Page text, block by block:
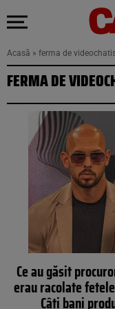
Acasă » ferma de
FERMA DE
Ce au găsit
erau racolate
Câți bani